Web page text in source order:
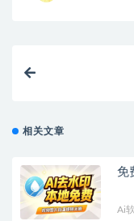
相关文章
免
Ai